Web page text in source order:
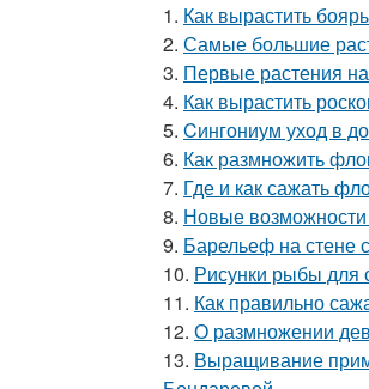
1. Как вырастить
2. Самые большие
3. Первые растения
4. Как вырастить
5. Cингониум уход в
6. Как размножить
7. Где и как сажать
8. Новые возможности
9. Барельеф на стене
10. Рисунки рыбы для
11. Как правильно
12. О размножении
13. Выращивание